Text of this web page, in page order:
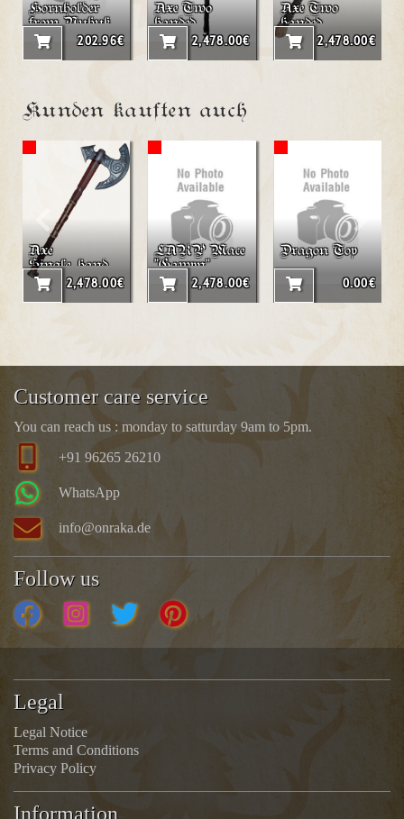
Hornholder
from Nubuk
Small
202.96€
Axe Two
handed
LARP axe
"Kyan"
2,478.00€
Axe Two
handed
LARP axe
"Agnar"
2,478.00€
Kunden kauften auch
Axe
Single_hand_
LARP_axe
"Maeron"
2,478.00€
LARP Mace
"Gawyn"
2,478.00€
Dragon Toy
0.00€
Customer care service
You can reach us : monday to satturday 9am to 5pm.
+91 96265 26210
WhatsApp
info@onraka.de
Follow us
Legal
Legal Notice
Terms and Conditions
Privacy Policy
Information